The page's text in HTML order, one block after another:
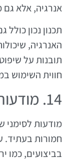
אנרגיה, אלא
תכנון נכון
האנרגיה,
תובנות על
חווית השימוש
14. מודעות לסימני שחיקה
מודעות לסימני
חמורות בעתיד.
בביצועים, כמו